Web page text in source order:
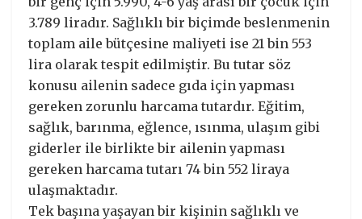
3.789 liradır. Sağlıklı bir biçimde beslenmenin
toplam aile bütçesine maliyeti ise 21 bin 553
lira olarak tespit edilmiştir. Bu tutar söz
konusu ailenin sadece gıda için yapması
gereken zorunlu harcama tutardır. Eğitim,
sağlık, barınma, eğlence, ısınma, ulaşım gibi
giderler ile birlikte bir ailenin yapması
gereken harcama tutarı 74 bin 552 liraya
ulaşmaktadır.
Tek başına yaşayan bir kişinin sağlıklı ve